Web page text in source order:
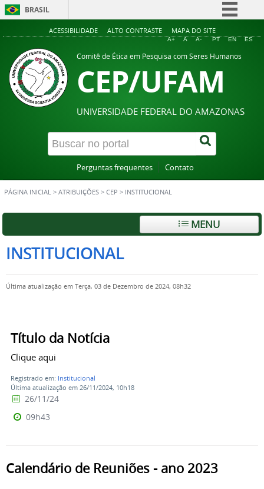
BRASIL
Simplifique!
Acesso à informação
ACESSIBILIDADE ALTO CONTRASTE MAPA DO SITE
A+ A A- PT EN ES
Comitê de Ética em Pesquisa com Seres Humanos
CEP/UFAM
UNIVERSIDADE FEDERAL DO AMAZONAS
Perguntas frequentes Contato
PÁGINA INICIAL > ATRIBUIÇÕES > CEP > INSTITUCIONAL
MENU
INSTITUCIONAL
Última atualização em Terça, 03 de Dezembro de 2024, 08h32
Título da Notícia
Clique aqui
Registrado em: Institucional
Última atualização em 26/11/2024, 10h18
26/11/24
09h43
Calendário de Reuniões - ano 2023